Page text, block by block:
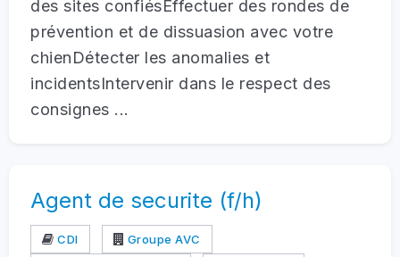
des sites confiésEffectuer des rondes de
prévention et de dissuasion avec votre
chienDétecter les anomalies et
incidentsIntervenir dans le respect des
consignes ...
Agent de securite (f/h)
CDI
Groupe AVC